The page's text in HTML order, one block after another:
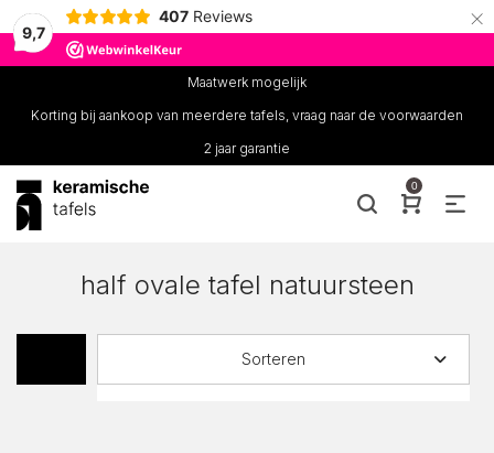
9,7
407 Reviews ×
Maatwerk mogelijk
Korting bij aankoop van meerdere tafels, vraag naar de voorwaarden
2 jaar garantie
0
half ovale tafel natuursteen
Sorteren